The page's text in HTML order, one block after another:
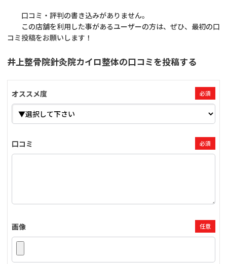
口コミ・評判の書き込みがありません。
この店舗を利用した事があるユーザーの方は、ぜひ、最初の口
コミ投稿をお願いします！
井上整骨院針灸院カイロ整体の口コミを投稿する
オススメ度 必須
口コミ 必須
画像 任意